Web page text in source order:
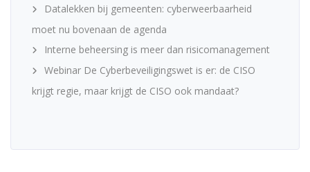
Datalekken bij gemeenten: cyberweerbaarheid
moet nu bovenaan de agenda
Interne beheersing is meer dan risicomanagement
Webinar De Cyberbeveiligingswet is er: de CISO
krijgt regie, maar krijgt de CISO ook mandaat?